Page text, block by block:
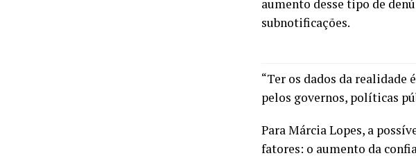
aumento desse tipo de
subnotificações.
“Ter os dados da
pelos governos, políticas
Para Márcia Lopes, a
fatores: o aumento da